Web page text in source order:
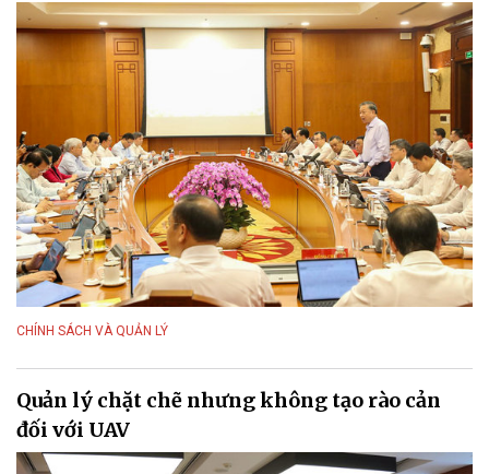
CHÍNH SÁCH VÀ QUẢN LÝ
Quản lý chặt chẽ nhưng không tạo rào cản
đối với UAV